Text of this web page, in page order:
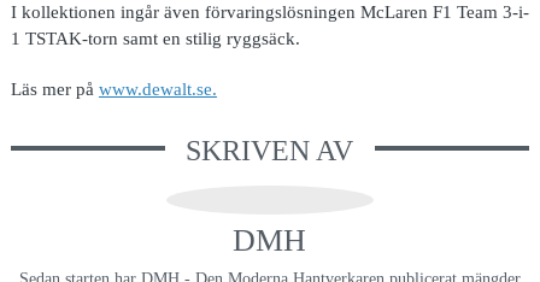
I kollektionen ingår även förvaringslösningen McLaren F1 Team 3-i-
1 TSTAK-torn samt en stilig ryggsäck.
Läs mer på www.dewalt.se.
SKRIVEN AV
DMH